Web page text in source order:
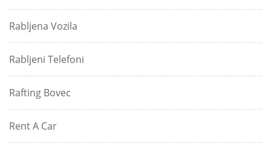
Rabljena Vozila
Rabljeni Telefoni
Rafting Bovec
Rent A Car